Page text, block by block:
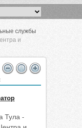
службы
и
Тула -